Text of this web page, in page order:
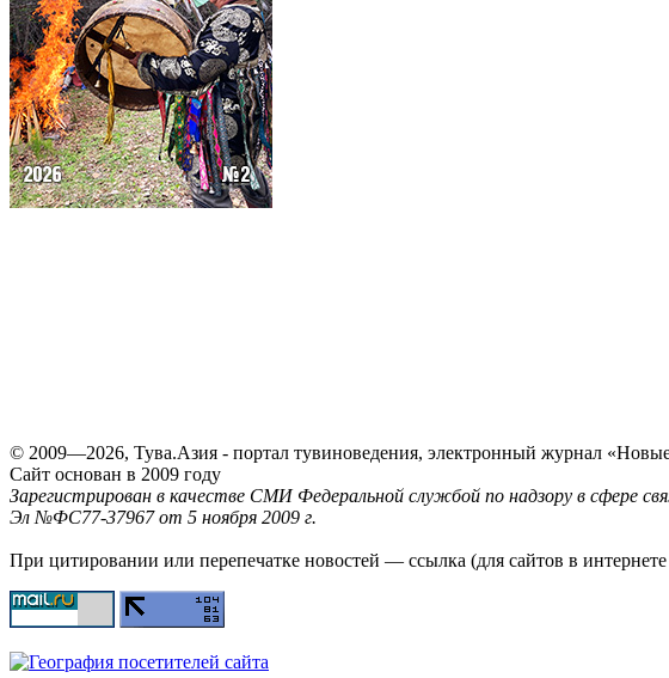
© 2009—2026, Тува.Азия - портал тувиноведения, электронный журнал
Сайт основан в 2009 году
Зарегистрирован в качестве СМИ Федеральной службой по надзору в сфере
Эл №ФС77-37967 от 5 ноября 2009 г.
При цитировании или перепечатке новостей — ссылка (для сайтов в